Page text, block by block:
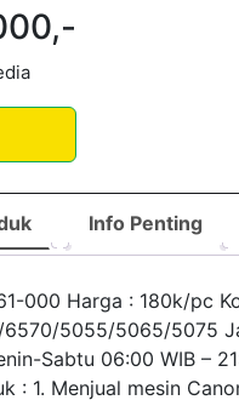
Info Penting
000 Harga : 180k/pc
6570/5055/5065/5075
Sabtu 06:00 WIB –
: 1. Menjual mesin